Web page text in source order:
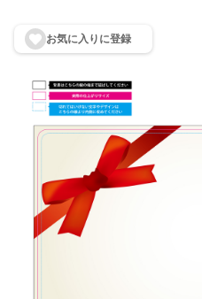
お気に入りに登録